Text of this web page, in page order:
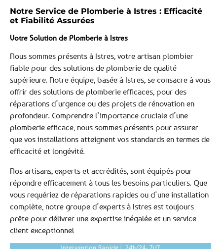
Notre Service de Plomberie à Istres : Efficacité
et Fiabilité Assurées
Votre Solution de Plomberie à Istres
Nous sommes présents à Istres, votre artisan plombier
fiable pour des solutions de plomberie de qualité
supérieure. Notre équipe, basée à Istres, se consacre à vous
offrir des solutions de plomberie efficaces, pour des
réparations d’urgence ou des projets de rénovation en
profondeur. Comprendre l’importance cruciale d’une
plomberie efficace, nous sommes présents pour assurer
que vos installations atteignent vos standards en termes de
efficacité et longévité.
Nos artisans, experts et accrédités, sont équipés pour
répondre efficacement à tous les besoins particuliers. Que
vous requériez de réparations rapides ou d’une installation
complète, notre groupe d’experts à Istres est toujours
prête pour délivrer une expertise inégalée et un service
client exceptionnel